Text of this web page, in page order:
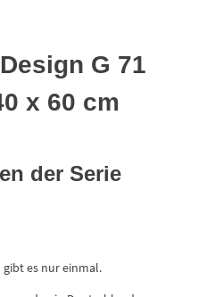
G 71
x 60 cm
der Serie
gibt es nur einmal.